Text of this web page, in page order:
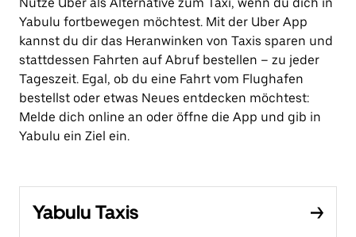
Yabulu fortbewegen möchtest. Mit der Uber App
kannst du dir das Heranwinken von Taxis sparen und
stattdessen Fahrten auf Abruf bestellen – zu jeder
Tageszeit. Egal, ob du eine Fahrt vom Flughafen
bestellst oder etwas Neues entdecken möchtest:
Melde dich online an oder öffne die App und gib in
Yabulu ein Ziel ein.
Yabulu Taxis